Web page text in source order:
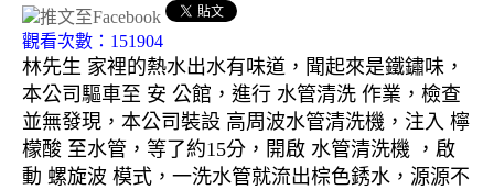
觀看次數：151904
林先生 家裡的熱水出水有味道，聞起來是鐵鏽味，
本公司驅車至 安 公館，進行 水管清洗 作業，檢查
並無發現，本公司裝設 高周波水管清洗機，注入 檸
檬酸 至水管，等了約15分，開啟 水管清洗機 ，啟
動 螺旋波 模式，一洗水管就流出棕色銹水，源源不